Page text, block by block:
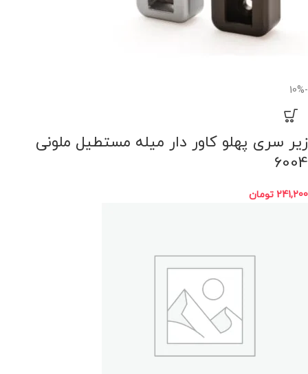
-10%
زیر سری پهلو کاور دار میله مستطیل ملونی
6004
241,200 تومان